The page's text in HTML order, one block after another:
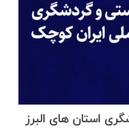
استان های البرز